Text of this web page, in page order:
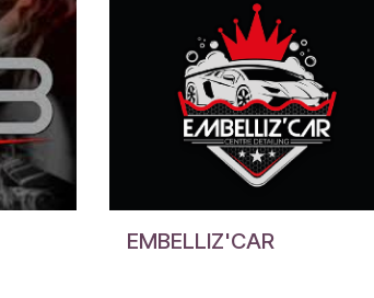
EMBELLIZ'CAR